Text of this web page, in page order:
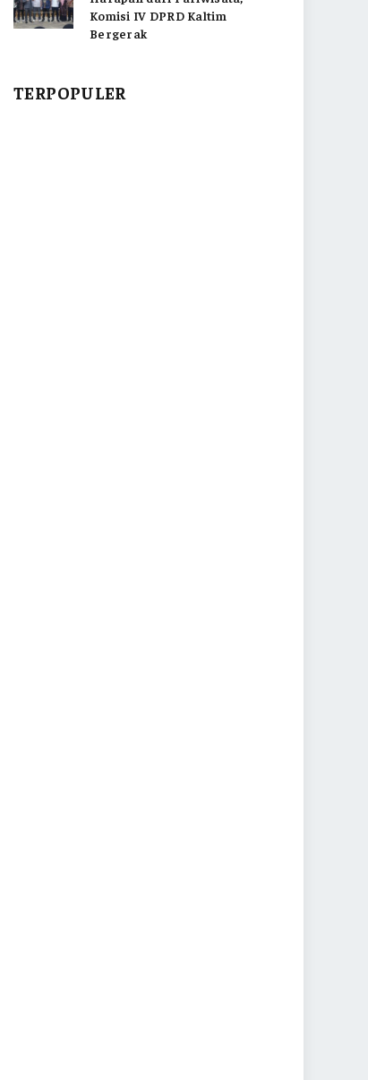
Komisi IV DPRD Kaltim
Bergerak
TERPOPULER